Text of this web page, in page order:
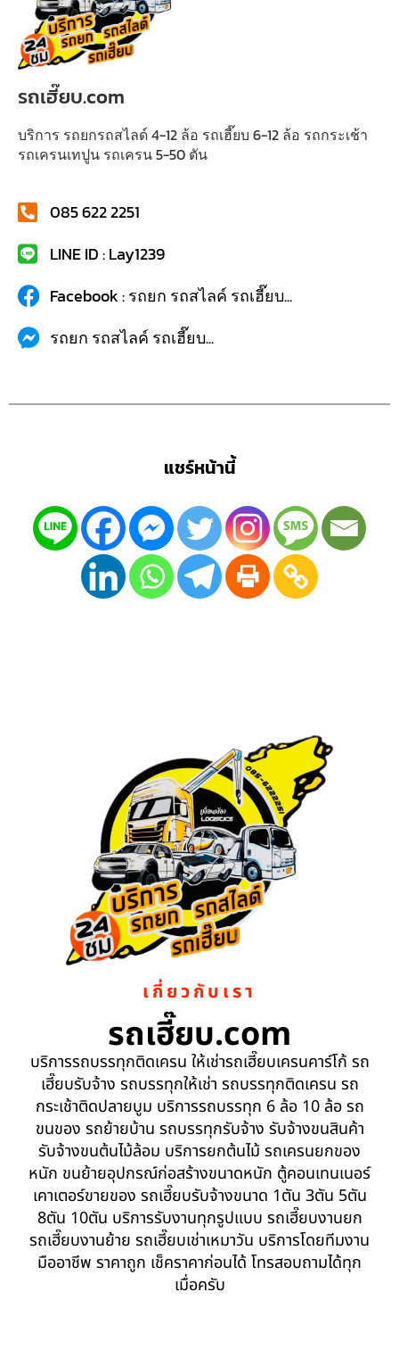
รถเฮี๊ยบ.com
บริการ รถยกรถสไลด์ 4-12 ล้อ รถเฮี๊ยบ 6-12 ล้อ รถกระเช้า
รถเครนเทปูน รถเครน 5-50 ตัน
085 622 2251
LINE ID : Lay1239
Facebook : รถยก รถสไลค์ รถเฮี๊ยบ...
รถยก รถสไลค์ รถเฮี๊ยบ...
แชร์หน้านี้
เกี่ยวกับเรา
รถเฮี๊ยบ.com
บริการรถบรรทุกติดเครน ให้เช่ารถเฮี๊ยบเครนคาร์โก้ รถ
เฮี๊ยบรับจ้าง รถบรรทุกให้เช่า รถบรรทุกติดเครน รถ
กระเช้าติดปลายบูม บริการรถบรรทุก 6 ล้อ 10 ล้อ รถ
ขนของ รถย้ายบ้าน รถบรรทุกรับจ้าง รับจ้างขนสินค้า
รับจ้างขนต้นไม้ล้อม บริการยกต้นไม้ รถเครนยกของ
หนัก ขนย้ายอุปกรณ์ก่อสร้างขนาดหนัก ตู้คอนเทนเนอร์
เคาเตอร์ขายของ รถเฮี๊ยบรับจ้างขนาด 1ตัน 3ตัน 5ตัน
8ตัน 10ตัน บริการรับงานทุกรูปแบบ รถเฮี๊ยบงานยก
รถเฮี๊ยบงานย้าย รถเฮี๊ยบเช่าเหมาวัน บริการโดยทีมงาน
มืออาชีพ ราคาถูก เช็คราคาก่อนได้ โทรสอบถามได้ทุก
เมื่อครับ